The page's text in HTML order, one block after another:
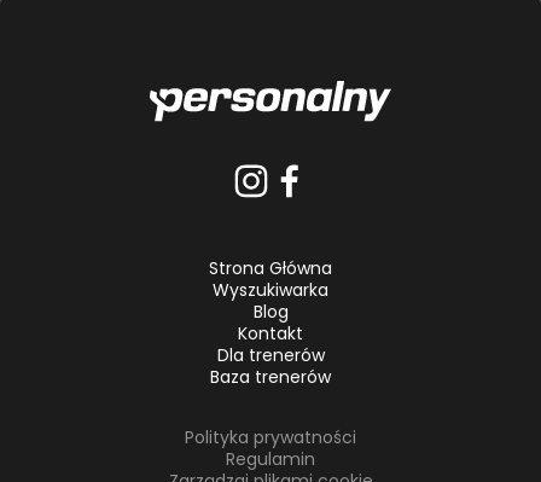
Strona Główna
Wyszukiwarka
Blog
Kontakt
Dla trenerów
Baza trenerów
Polityka prywatności
Regulamin